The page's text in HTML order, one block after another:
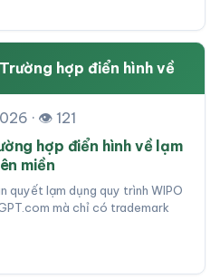
hợp điển hình về
· 👁 121
hợp điển hình về lạm
miền
quyết lạm dụng quy trình WIPO
mà chỉ có trademark